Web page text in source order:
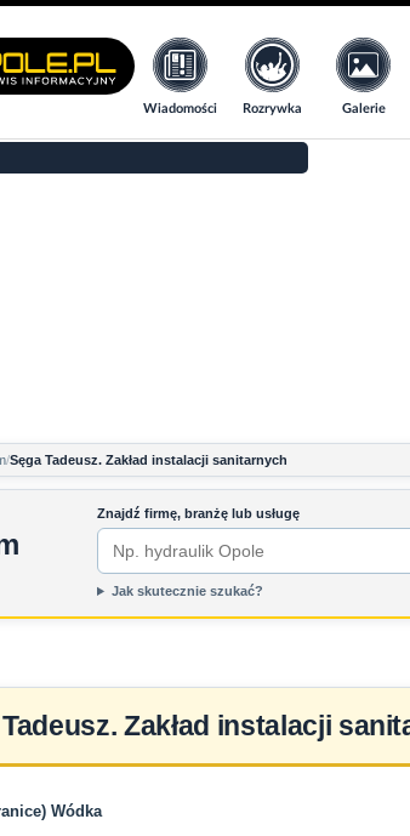
Wiadomości Rozrywka Galerie
Sęga Tadeusz. Zakład instalacji sanitarnych
Znajdź firmę, branżę lub usługę
Jak skutecznie szukać?
Zakład instalacji
Wódka